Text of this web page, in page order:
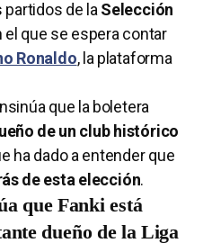
partidos de laSelección
el que se espera contar
Ronaldo, la plataforma
que la boletera
de un club histórico
ha dado a entender que
de esta elección.
que Fanki está
dueño de la Liga